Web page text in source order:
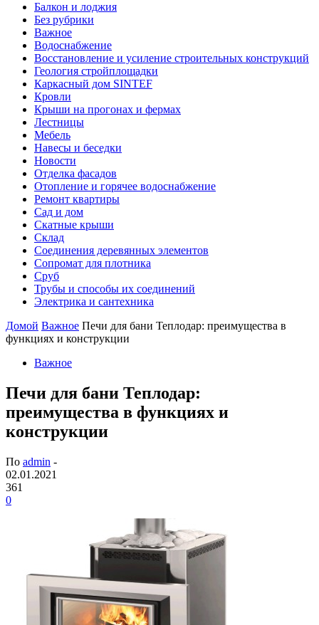
Балкон и лоджия
Без рубрики
Важное
Водоснабжение
Восстановление и усиление строительных конструкций
Геология стройплощадки
Каркасный дом SINTEF
Кровли
Крыши на прогонах и фермах
Лестницы
Мебель
Навесы и беседки
Новости
Отделка фасадов
Отопление и горячее водоснабжение
Ремонт квартиры
Сад и дом
Скатные крыши
Склад
Соединения деревянных элементов
Сопромат для плотника
Сруб
Трубы и способы их соединений
Электрика и сантехника
Домой Важное Печи для бани Теплодар: преимущества в
функциях и конструкции
Важное
Печи для бани Теплодар:
преимущества в функциях и
конструкции
По admin -
02.01.2021
361
0